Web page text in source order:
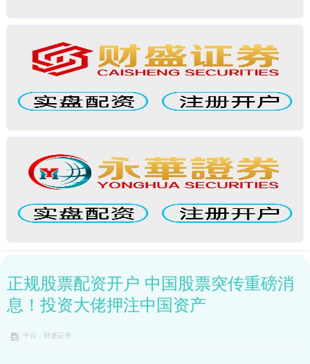
正规股票配资开户 中国股票突传重磅消
息！投资大佬押注中国资产
平台：财盛证券